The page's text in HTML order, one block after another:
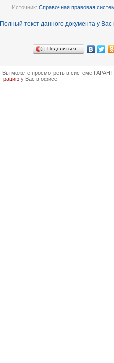
Источник: Справочная правовая
Поделиться…
Вы можете просмотреть в системе ГАРАНТ,
у Вас в офисе